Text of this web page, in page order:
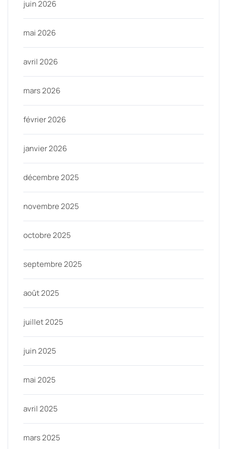
juin 2026
mai 2026
avril 2026
mars 2026
février 2026
janvier 2026
décembre 2025
novembre 2025
octobre 2025
septembre 2025
août 2025
juillet 2025
juin 2025
mai 2025
avril 2025
mars 2025